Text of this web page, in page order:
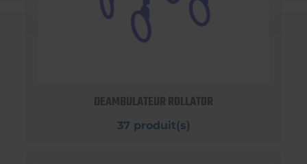
DEAMBULATEUR ROLLATOR
37 produit(s)